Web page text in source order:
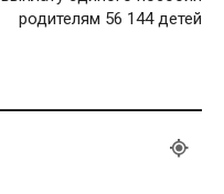
родителям 56 144 детей